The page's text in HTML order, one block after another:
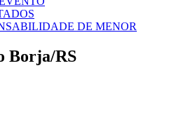
DE MENOR
Borja/RS